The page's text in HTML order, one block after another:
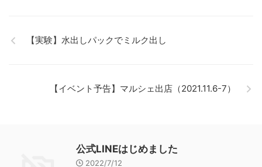
【実験】水出しパックでミルク出し
【イベント予告】マルシェ出店（2021.11.6-7）
公式LINEはじめました
2022/7/12